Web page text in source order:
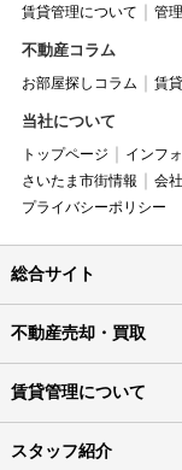
賃貸管理について 管
不動産コラム
お部屋探しコラム 賃
当社について
トップページ インフ
さいたま市街情報
会
プライバシーポリシー
総合サイト
不動産売却・買取
賃貸管理について
スタッフ紹介